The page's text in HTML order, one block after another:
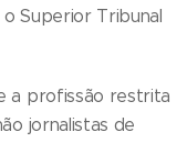
Superior Tribunal
a profissão restrita
jornalistas de